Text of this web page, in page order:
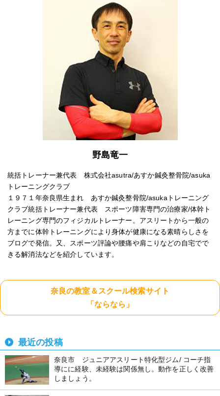
野島竜一
統括トレーナー兼代表 株式会社asutra/あすか鍼灸整骨院/asuka
トレーニングクラブ
１９７１年奈良県生まれ あすか鍼灸整骨院/asukaトレーニング
クラブ統括トレーナー兼代表 スポーツ障害専門の治療家/体幹ト
レーニング専門のフィジカルトレーナー。アスリートから一般の
方までに体幹トレーニングにより身体が健康になる素晴らしさを
ブログで発信。又、スポーツ評論や腰痛や肩こりなどの自宅でで
きる解消法などを紹介しています。
奈良の教室＆スクール検索サイト
「ならなら」
最近の投稿
奈良市 ジュニアアスリート特化型ジム/ コーチ指
導にに経験、未経験は関係無し。動作を正しく改善
しましょう。